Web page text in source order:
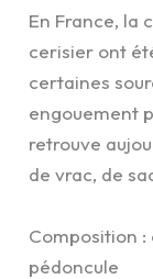
En France, la
cerisier ont
certaines
engouement
retrouve
de vrac, de
Composition
pédoncule